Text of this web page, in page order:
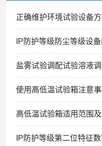
正确维护环境试验设备
IP防护等级防尘等级设
盐雾试验调配试验溶液
使用高低温试验箱注意
高低温试验箱适用范围
IP防护等级第二位特征